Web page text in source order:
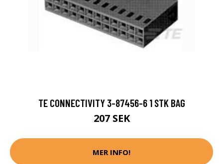
TE CONNECTIVITY 3-87456-6 1 STK BAG
207 SEK
MER INFO!